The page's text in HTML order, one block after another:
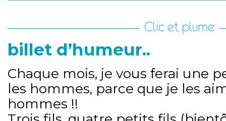
Clic et plume
billet d’humeur..
Chaque mois, je vous ferai une
les hommes, parce que je les
hommes !!